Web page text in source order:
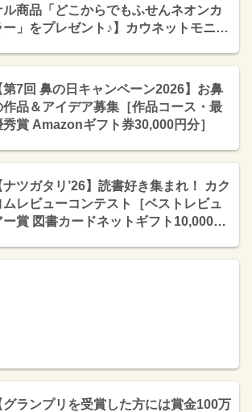
ル商品「どこからでもふせんネオンカ
ー」をプレゼント♪】カウネットモニカ
第7回 鼻の日キャンペーン2026】お鼻
作品＆アイデア募集［作品コース・最
秀賞 Amazonギフト券30,000円分］
ナツガタリ’26】読書好き集まれ！ カク
ムレビューコンテスト［ベストレビュ
ー賞 図書カードネットギフト10,000円
グランプリを受賞した方には賞金100万